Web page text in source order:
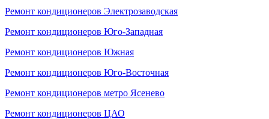
Ремонт кондиционеров Электрозаводская
Ремонт кондиционеров Юго-Западная
Ремонт кондиционеров Южная
Ремонт кондиционеров Юго-Восточная
Ремонт кондиционеров метро Ясенево
Ремонт кондиционеров ЦАО